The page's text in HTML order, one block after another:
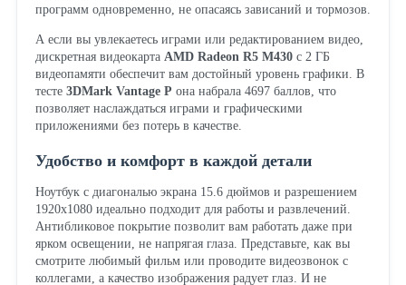
программ одновременно, не опасаясь зависаний и тормозов.
А если вы увлекаетесь играми или редактированием видео,
дискретная видеокарта AMD Radeon R5 M430с 2 ГБ
видеопамяти обеспечит вам достойный уровень графики. В
тесте 3DMark Vantage P она набрала 4697 баллов, что
позволяет наслаждаться играми и графическими
приложениями без потерь в качестве.
Удобство и комфорт в каждой детали
Ноутбук с диагональю экрана 15.6 дюймов и разрешением
1920x1080 идеально подходит для работы и развлечений.
Антибликовое покрытие позволит вам работать даже при
ярком освещении, не напрягая глаза. Представьте, как вы
смотрите любимый фильм или проводите видеозвонок с
коллегами, а качество изображения радует глаз. И не